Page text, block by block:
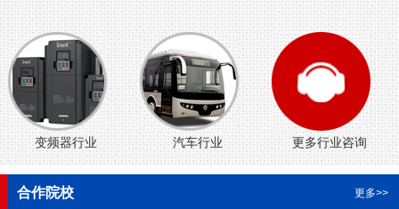
变频器行业 汽车行业 更多行业咨询
合作院校 更多>>